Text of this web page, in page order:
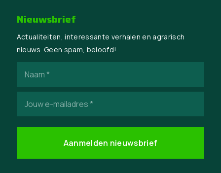
Nieuwsbrief
Actualiteiten, interessante verhalen en agrarisch
nieuws. Geen spam, beloofd!
mailadres